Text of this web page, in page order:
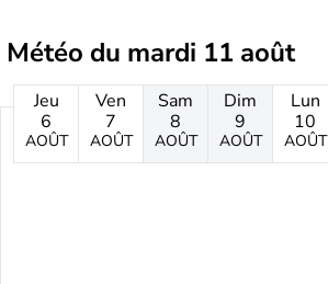
Météo du mardi 11 août
Jeu
6
AOÛT
Ven
7
AOÛT
Sam
8
AOÛT
Dim
9
AOÛT
Lun
10
AOÛT